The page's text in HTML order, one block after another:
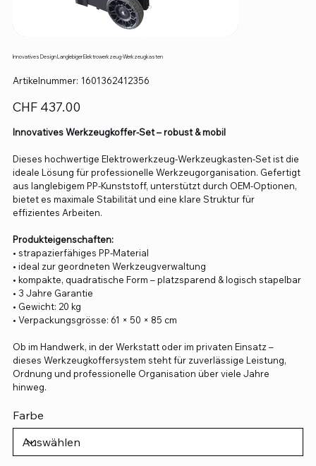
Innovatives Design Langlebiger Elektrowerkzeug-Werkzeugkasten
Artikelnummer: Artikelnummer:
1601362412356
1601362412356
Preis
CHF 437.00
Innovatives Werkzeugkoffer-Set – robust & mobil
Dieses hochwertige Elektrowerkzeug-Werkzeugkasten-Set ist die
ideale Lösung für professionelle Werkzeugorganisation. Gefertigt
aus langlebigem PP-Kunststoff, unterstützt durch OEM-Optionen,
bietet es maximale Stabilität und eine klare Struktur für
effizientes Arbeiten.
Produkteigenschaften:
• strapazierfähiges PP-Material
• ideal zur geordneten Werkzeugverwaltung
• kompakte, quadratische Form – platzsparend & logisch stapelbar
• 3 Jahre Garantie
• Gewicht: 20 kg
• Verpackungsgrösse: 61 × 50 × 85 cm
Ob im Handwerk, in der Werkstatt oder im privaten Einsatz –
dieses Werkzeugkoffersystem steht für zuverlässige Leistung,
Ordnung und professionelle Organisation über viele Jahre
hinweg.
Farbe